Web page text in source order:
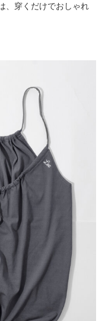
、穿くだけでおしゃれ